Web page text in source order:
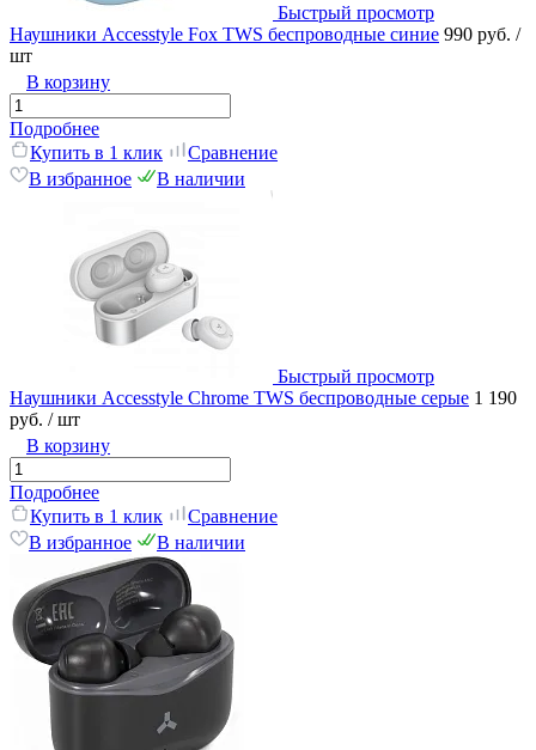
Быстрый просмотр
Наушники Accesstyle Fox TWS беспроводные синие 990 руб. /
шт
В корзину
Подробнее
Купить в 1 клик
Сравнение
В избранное
В наличии
Быстрый просмотр
Наушники Accesstyle Chrome TWS беспроводные серые 1 190
руб. / шт
В корзину
Подробнее
Купить в 1 клик
Сравнение
В избранное
В наличии